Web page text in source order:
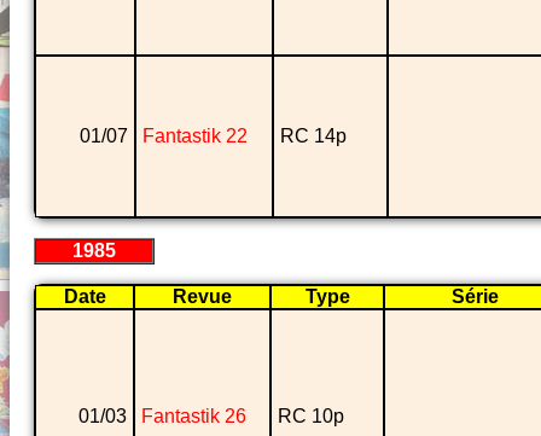
01/07 Fantastik 22 RC 14p
1985
Date Revue Type Série
01/03 Fantastik 26 RC 10p